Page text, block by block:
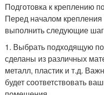
Подготовка к креплению
Перед началом
выполнить следующие
1. Выбрать подходящую
сделаны из различных
металл, пластик и т.д.
будет соответствовать